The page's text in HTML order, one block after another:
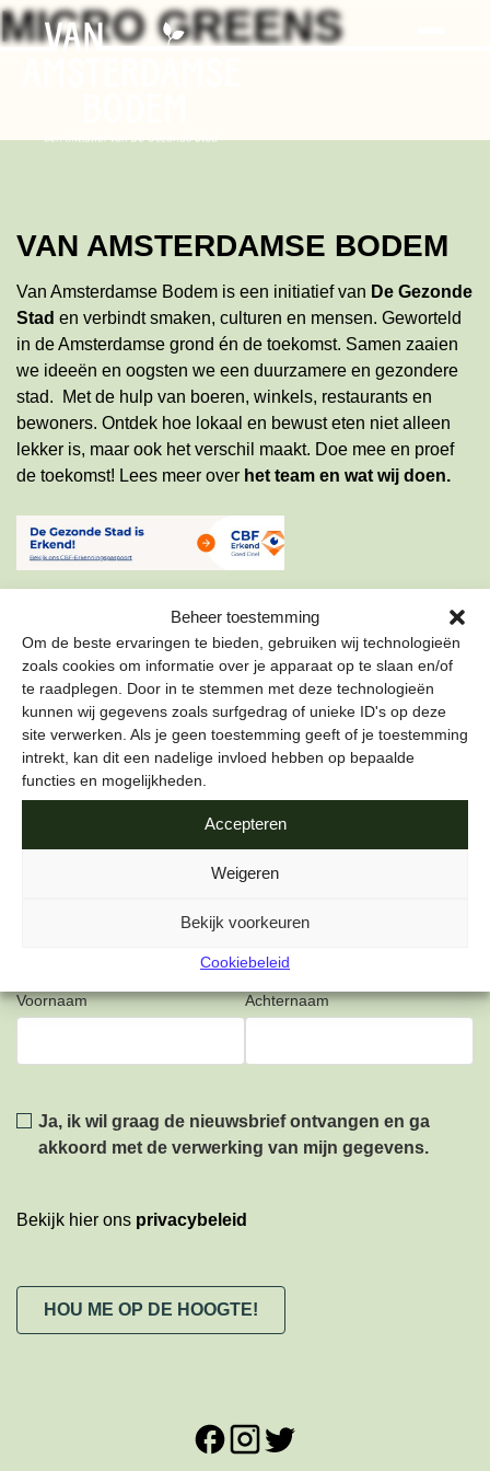
Beheer toestemming
Om de beste ervaringen te bieden, gebruiken wij technologieën
zoals cookies om informatie over je apparaat op te slaan en/of
te raadplegen. Door in te stemmen met deze technologieën
kunnen wij gegevens zoals surfgedrag of unieke ID's op deze
site verwerken. Als je geen toestemming geeft of je toestemming
intrekt, kan dit een nadelige invloed hebben op bepaalde
functies en mogelijkheden.
Accepteren
Weigeren
Bekijk voorkeuren
Cookiebeleid
Skip
to
Search
MICRO GREENS
VAN AMSTERDAMSE BODEM
Van Amsterdamse Bodem is een initiatief van De Gezonde
Stad en verbindt smaken, culturen en mensen. Geworteld
in de Amsterdamse grond én de toekomst. Samen zaaien
we ideeën en oogsten we een duurzamere en gezondere
stad. Met de hulp van boeren, winkels, restaurants en
bewoners. Ontdek hoe lokaal en bewust eten niet alleen
lekker is, maar ook het verschil maakt. Doe mee en proef
de toekomst! Lees meer over het team en wat wij doen.
ONZE NIEUWSBRIEF
Schrijf je in voor onze nieuwsbrief om als eerste te lezen
over de leukste projecten en duurzame tips over hoe jij de
stad gezond kunt maken.
Voornaam Achternaam
Privacy
Ja, ik wil graag de nieuwsbrief ontvangen en ga
akkoord met de verwerking van mijn gegevens.
Bekijk hier ons privacybeleid